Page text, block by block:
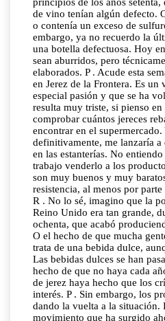
de vino tenían algún defecto.
o contenía un exceso de
embargo, ya no recuerdo la
una botella defectuosa. Hoy
sean aburridos, pero
elaborados. P . Acude esta
en Jerez de la Frontera. Es un
especial pasión y que se ha
resulta muy triste, si pienso
comprobar cuántos jereces
encontrar en el
definitivamente, me lanzaría
en las estanterías. No
trabajo venderlo a los
son muy buenos y muy
resistencia, al menos por
R . No lo sé, imagino que la
Reino Unido era tan grande,
ochenta, que acabó
O el hecho de que mucha
trata de una bebida dulce,
Las bebidas dulces se han
hecho de que no haya cada
de jerez haya hecho que los
interés. P . Sin embargo, los
dando la vuelta a la situación.
movimiento que ha surgido